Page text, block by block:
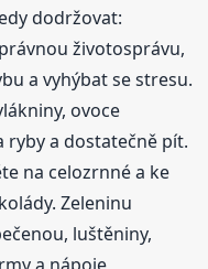
dodržovat:
životosprávu,
a vyhýbat se stresu.
ovoce
ryby a dostatečně pít.
na celozrnné a ke
Zeleninu
luštěniny,